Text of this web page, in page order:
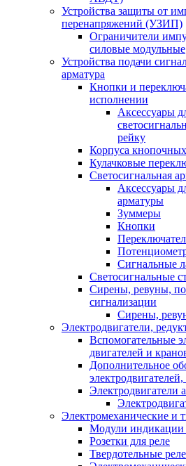
Устройства защиты от
перенапряжений (УЗИП)
Ограничители
силовые модульные
Устройства подачи
арматура
Кнопки и
исполнении
Аксессуары
рейку
Корпуса
Кулачковые
Светосигнальная
Аксессуары
арматуры
Зуммеры
Кнопки
Сигнальные
Светосигнальные
Сирены, ревуны,
сигнализации
Сирены,
Электродвигатели,
Вспомогательные
двигателей и
Дополнительное
Электродвигатели
Электромеханические и
Модули
Розетки для реле
Твердотельные реле